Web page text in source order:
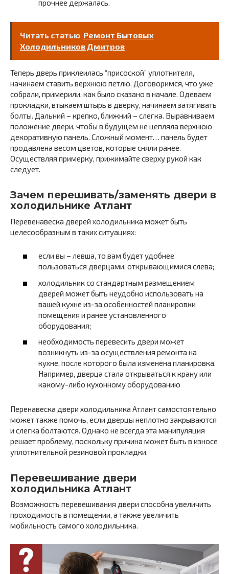
прочнее держалась.
Читать статью Ремонт Бытовых
Холодильников Дмитров
Теперь дверь приклеилась “присоской” уплотнителя,
начинаем ставить верхнюю петлю. Договоримся, что уже
собрали, примерили, как было сказано в начале. Одеваем
прокладки, втыкаем штырь в дверку, начинаем затягивать
болты. Дальний – крепко, ближний – слегка. Выравниваем
положение двери, чтобы в будущем не цепляла верхнюю
декоративную панель. Сложный момент… панель будет
продавлена весом цветов, которые сняли ранее.
Осуществляя примерку, прижимайте сверху рукой как
следует.
Зачем перешивать/заменять двери в
холодильнике Атлант
Перевенавеска дверей холодильника может быть
целесообразным в таких ситуациях:
если вы – левша, то вам будет удобнее
пользоваться дверцами, открывающимися слева;
холодильник со стандартным размещением
дверей может быть неудобно использовать на
вашей кухне из-за особенностей планировки
помещения и ранее установленного
оборудования;
необходимость перевесить двери может
возникнуть из-за осуществления ремонта на
кухне, после которого была изменена планировка.
Например, дверца стала открываться к крану или
какому-либо кухонному оборудованию
Перенавеска двери холодильника Атлант самостоятельно
может также помочь, если дверцы неплотно закрываются
и слегка болтаются. Однако не всегда эта манипуляция
решает проблему, поскольку причина может быть в износе
уплотнительной резиновой прокладки.
Перевешивание двери
холодильника Атлант
Возможность перевешивания двери способна увеличить
проходимость в помещении, а также увеличить
мобильность самого холодильника.